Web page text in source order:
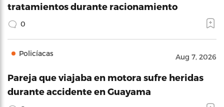
tratamientos durante racionamiento
0
Policíacas Aug 7, 2026
Pareja que viajaba en motora sufre heridas
durante accidente en Guayama